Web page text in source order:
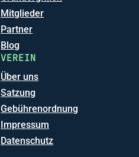
Mitglieder
Partner
Blog
VEREIN
Über uns
Satzung
Gebührenordnung
Impressum
Datenschutz